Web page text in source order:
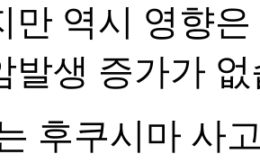
만 역시 영향
발생 증가가
후쿠시마 사